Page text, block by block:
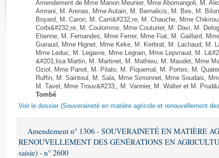
Rapports d'enquête
Rapports législatifs
Rapports sur l'application des lois
Baromètre de l’application des lois
Dossiers législatifs
Budget et sécurité sociale
Questions écrites et orales
Comptes rendus des débats
Amendement de Mme Manon Meunier, Mme Abomangoli, M.
Amrani, M. Arenas, Mme Autain, M. Bernalicis, M. Bex, M.
Boyard, M. Caron, M. Carri&#232;re, M. Chauche, Mme
Corbi&#232;re, M. Coulomme, Mme Couturier, M. Davi, M.
Etienne, M. Fernandes, Mme Ferrer, Mme Fiat, M. Gaillard,
Guiraud, Mme Hignet, Mme Keke, M. Kerbrat, M. Lachaud, M.
Mme Leduc, M. Legavre, Mme Legrain, Mme Lepvraud, M.
&#201;lisa Martin, M. Martinet, M. Mathieu, M. Maudet, Mme
Oziol, Mme Panot, M. Pilato, M. Piquemal, M. Portes, M.
Ruffin, M. Saintoul, M. Sala, Mme Simonnet, Mme Soudais,
M. Tavel, Mme Trouv&#233;, M. Vannier, M. Walter et M.
Tombé
Voir le dossier (Souveraineté en matière agricole et renouvellement
Amendement n° 1306 - SOUVERAINETÉ EN MATIÈRE
RENOUVELLEMENT DES GÉNÉRATIONS EN
saisie) - n° 2600